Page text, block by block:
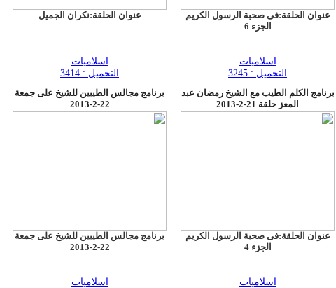
عنوان الحلقة:فى صحبة الرسول الكريم
الجزء 6
اسلاميات
التحميل : 3245
عنوان الحلقة:نكران الجميل
اسلاميات
التحميل : 3414
برنامج الكلم الطيب مع الشيخ رمضان عبد
المعز حلقة 21-2-2013
عنوان الحلقة:فى صحبة الرسول الكريم
الجزء 4
اسلاميات
برنامج مجالس الطيبين للشيخ على جمعة
22-2-2013
برنامج مجالس الطيبين للشيخ على جمعة
22-2-2013
اسلاميات